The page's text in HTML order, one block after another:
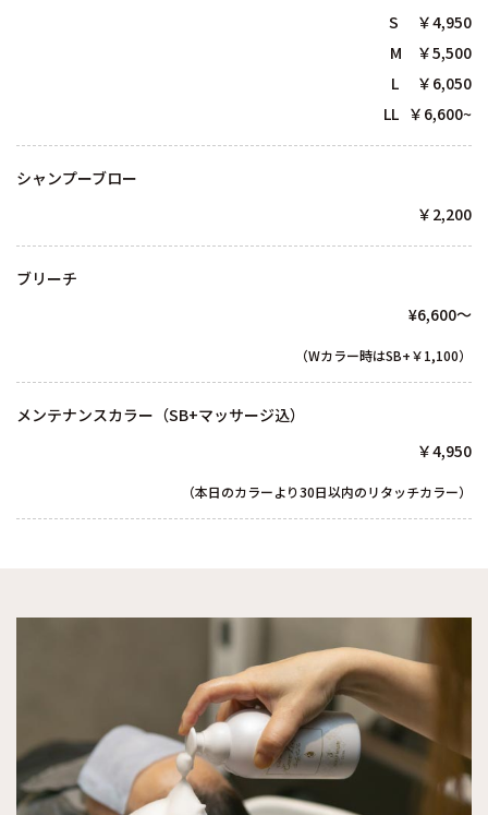
S ￥4,950
M ￥5,500
L ￥6,050
LL ￥6,600~
シャンプーブロー
￥2,200
ブリーチ
¥6,600～
（Wカラー時はSB+￥1,100）
メンテナンスカラー（SB+マッサージ込）
￥4,950
（本日のカラーより30日以内のリタッチカラー）